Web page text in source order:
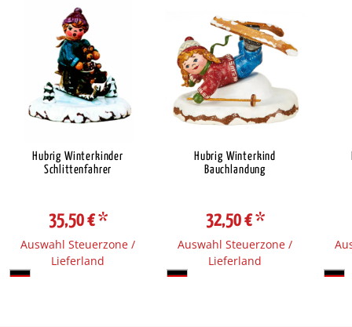
Hubrig Winterkinder
Schlittenfahrer
35,50 €*
Auswahl Steuerzone /
Lieferland
Hubrig Winterkind
Bauchlandung
32,50 €*
Auswahl Steuerzone /
Lieferland